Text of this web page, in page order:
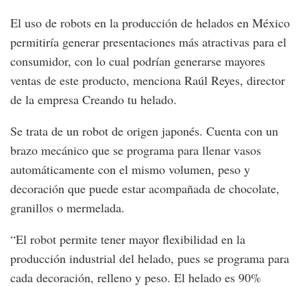
El uso de robots en la producción de helados en México
permitiría generar presentaciones más atractivas para el
consumidor, con lo cual podrían generarse mayores
ventas de este producto, menciona Raúl Reyes, director
de la empresa Creando tu helado.
Se trata de un robot de origen japonés. Cuenta con un
brazo mecánico que se programa para llenar vasos
automáticamente con el mismo volumen, peso y
decoración que puede estar acompañada de chocolate,
granillos o mermelada.
“El robot permite tener mayor flexibilidad en la
producción industrial del helado, pues se programa para
cada decoración, relleno y peso. El helado es 90%